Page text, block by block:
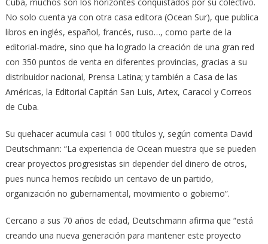
Cuba, muchos son los horizontes conquistados por su colectivo.
No solo cuenta ya con otra casa editora (Ocean Sur), que publica
libros en inglés, español, francés, ruso…, como parte de la
editorial-madre, sino que ha logrado la creación de una gran red
con 350 puntos de venta en diferentes provincias, gracias a su
distribuidor nacional, Prensa Latina; y también a Casa de las
Américas, la Editorial Capitán San Luis, Artex, Caracol y Correos
de Cuba.
Su quehacer acumula casi 1 000 títulos y, según comenta David
Deutschmann: “La experiencia de Ocean muestra que se pueden
crear proyectos progresistas sin depender del dinero de otros,
pues nunca hemos recibido un centavo de un partido,
organización no gubernamental, movimiento o gobierno”.
Cercano a sus 70 años de edad, Deutschmann afirma que “está
creando una nueva generación para mantener este proyecto